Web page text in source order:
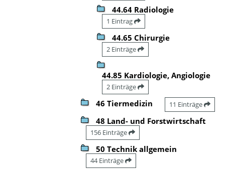
44.64 Radiologie
1 Eintrag
44.65 Chirurgie
2 Einträge
44.85 Kardiologie, Angiologie
2 Einträge
46 Tiermedizin 11 Einträge
48 Land- und Forstwirtschaft
156 Einträge
50 Technik allgemein
44 Einträge